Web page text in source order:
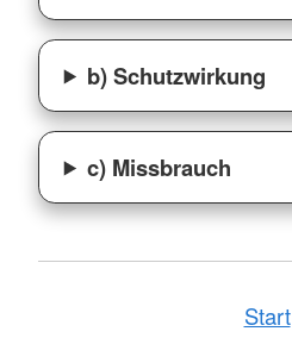
b) Schutzwirkung
c) Missbrauch
Start